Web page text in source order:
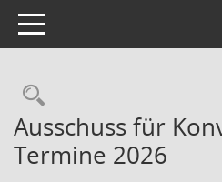
Toggle navigation
Rechercheauswahl
Ausschuss für
Termine 2026